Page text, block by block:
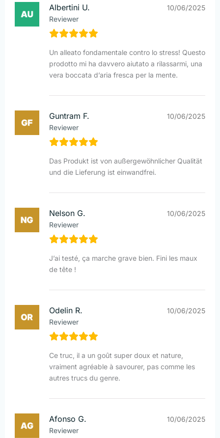
Albertini U.
Reviewer
10/06/2025
Un alleato fondamentale contro lo stress! Questo
prodotto mi ha davvero aiutato a rilassarmi, una
vera boccata d’aria fresca per la mente.
Guntram F.
Reviewer
10/06/2025
Das Produkt ist von außergewöhnlicher Qualität
und die Lieferung ist einwandfrei.
Nelson G.
Reviewer
10/06/2025
J’ai testé, ça marche grave bien. Fini les maux
de tête !
Odelin R.
Reviewer
10/06/2025
Ce truc, il a un goût super doux et nature,
vraiment agréable à savourer, pas comme les
autres trucs du genre.
Afonso G.
Reviewer
10/06/2025